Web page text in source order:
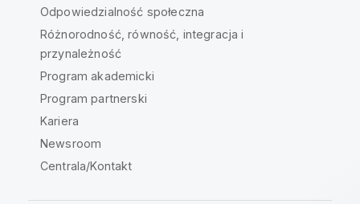
Odpowiedzialność społeczna
Różnorodność, równość, integracja i
przynależność
Program akademicki
Program partnerski
Kariera
Newsroom
Centrala/Kontakt